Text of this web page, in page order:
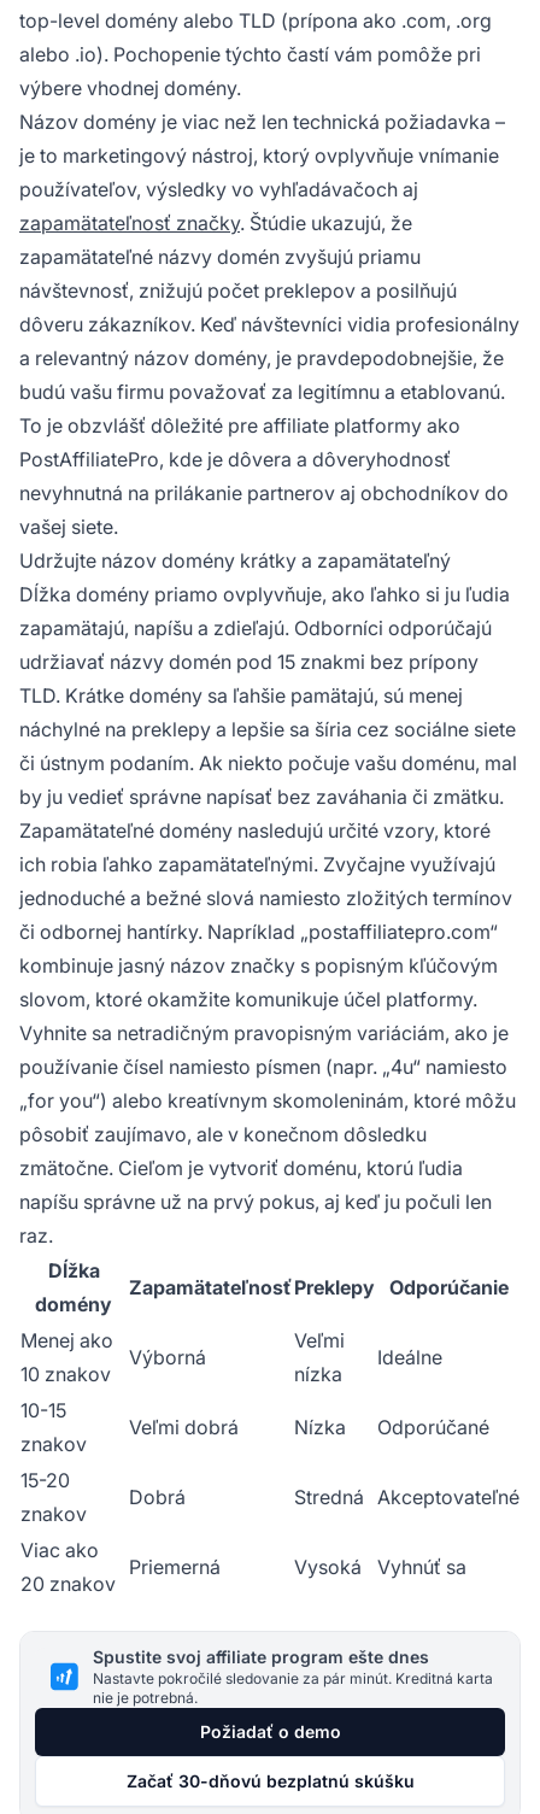
top-level domény alebo TLD (prípona ako .com, .org
alebo .io). Pochopenie týchto častí vám pomôže pri
výbere vhodnej domény.
Názov domény je viac než len technická požiadavka –
je to marketingový nástroj, ktorý ovplyvňuje vnímanie
používateľov, výsledky vo vyhľadávačoch aj
zapamätateľnosť značky. Štúdie ukazujú, že
zapamätateľné názvy domén zvyšujú priamu
návštevnosť, znižujú počet preklepov a posilňujú
dôveru zákazníkov. Keď návštevníci vidia profesionálny
a relevantný názov domény, je pravdepodobnejšie, že
budú vašu firmu považovať za legitímnu a etablovanú.
To je obzvlášť dôležité pre affiliate platformy ako
PostAffiliatePro, kde je dôvera a dôveryhodnosť
nevyhnutná na prilákanie partnerov aj obchodníkov do
vašej siete.
Udržujte názov domény krátky a zapamätateľný
Dĺžka domény priamo ovplyvňuje, ako ľahko si ju ľudia
zapamätajú, napíšu a zdieľajú. Odborníci odporúčajú
udržiavať názvy domén pod 15 znakmi bez prípony
TLD. Krátke domény sa ľahšie pamätajú, sú menej
náchylné na preklepy a lepšie sa šíria cez sociálne siete
či ústnym podaním. Ak niekto počuje vašu doménu, mal
by ju vedieť správne napísať bez zaváhania či zmätku.
Zapamätateľné domény nasledujú určité vzory, ktoré
ich robia ľahko zapamätateľnými. Zvyčajne využívajú
jednoduché a bežné slová namiesto zložitých termínov
či odbornej hantírky. Napríklad „postaffiliatepro.com“
kombinuje jasný názov značky s popisným kľúčovým
slovom, ktoré okamžite komunikuje účel platformy.
Vyhnite sa netradičným pravopisným variáciám, ako je
používanie čísel namiesto písmen (napr. „4u“ namiesto
„for you“) alebo kreatívnym skomoleninám, ktoré môžu
pôsobiť zaujímavo, ale v konečnom dôsledku
zmätočne. Cieľom je vytvoriť doménu, ktorú ľudia
napíšu správne už na prvý pokus, aj keď ju počuli len
raz.
Dĺžka
domény
ZapamätateľnosťPreklepy Odporúčanie
Menej ako
10 znakov
Výborná
Veľmi
nízka
Ideálne
10-15
znakov
Veľmi dobrá Nízka Odporúčané
15-20
znakov
Dobrá Stredná Akceptovateľné
Viac ako
20 znakov
Priemerná Vysoká Vyhnúť sa
Spustite svoj affiliate program ešte dnes
Nastavte pokročilé sledovanie za pár minút. Kreditná karta
nie je potrebná.
Požiadať o demo
Začať 30-dňovú bezplatnú skúšku